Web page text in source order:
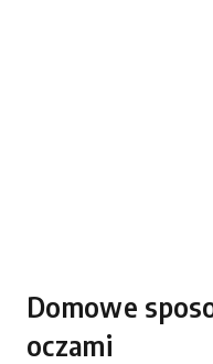
Domowe
oczami